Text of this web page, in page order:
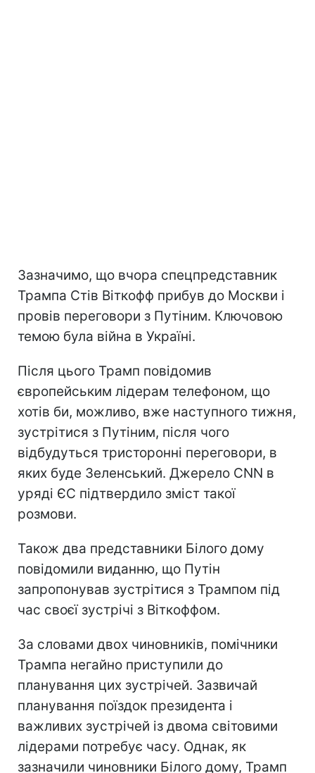
Зазначимо, що вчора спецпредставник
Трампа Стів Віткофф прибув до Москви і
провів переговори з Путіним. Ключовою
темою була війна в Україні.
Після цього Трамп повідомив
європейським лідерам телефоном, що
хотів би, можливо, вже наступного тижня,
зустрітися з Путіним, після чого
відбудуться тристоронні переговори, в
яких буде Зеленський. Джерело CNN в
уряді ЄС підтвердило зміст такої
розмови.
Також два представники Білого дому
повідомили виданню, що Путін
запропонував зустрітися з Трампом під
час своєї зустрічі з Віткоффом.
За словами двох чиновників, помічники
Трампа негайно приступили до
планування цих зустрічей. Зазвичай
планування поїздок президента і
важливих зустрічей із двома світовими
лідерами потребує часу. Однак, як
зазначили чиновники Білого дому, Трамп